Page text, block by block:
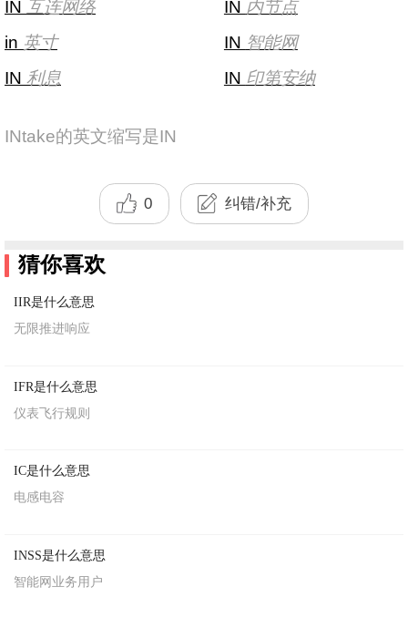
IN 互连网络 IN 内节点
in 英寸 IN 智能网
IN 利息 IN 印第安纳
INtake的英文缩写是IN
0 纠错/补充
猜你喜欢
IIR是什么意思
无限推进响应
IFR是什么意思
仪表飞行规则
IC是什么意思
电感电容
INSS是什么意思
智能网业务用户